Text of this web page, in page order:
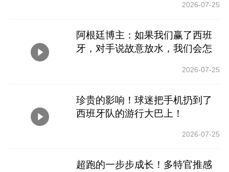
2026-07-25
阿根廷博主：如果我们赢了西班
牙，对手说故意放水，我们会怎
2026-07-25
珍贵的影响！球迷把手机扔到了
西班牙队的游行大巴上！
2026-07-25
超跑的一步步成长！多特官推感